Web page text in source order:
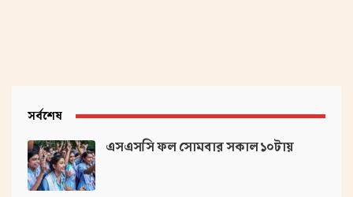
সর্বশেষ
এসএসসি ফল সোমবার সকাল ১০টায়